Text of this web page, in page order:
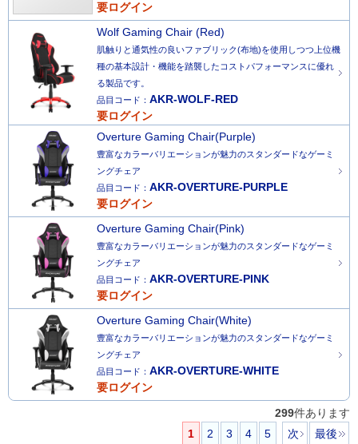
要ログイン
Wolf Gaming Chair (Red)
肌触りと通気性の良いファブリック(布地)を使用しつつ上位機
種の基本設計・機能を踏襲したコストパフォーマンスに優れ
る製品です。
品目コード： AKR-WOLF-RED
要ログイン
Overture Gaming Chair(Purple)
豊富なカラーバリエーションが魅力のスタンダードなゲーミ
ングチェア
品目コード： AKR-OVERTURE-PURPLE
要ログイン
Overture Gaming Chair(Pink)
豊富なカラーバリエーションが魅力のスタンダードなゲーミ
ングチェア
品目コード： AKR-OVERTURE-PINK
要ログイン
Overture Gaming Chair(White)
豊富なカラーバリエーションが魅力のスタンダードなゲーミ
ングチェア
品目コード： AKR-OVERTURE-WHITE
要ログイン
299件あります
1
2 3 4 5 次 最後